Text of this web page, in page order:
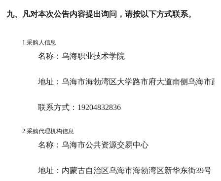
九、凡对本次公告内容提出询问，请按以下方式联系。
1.采购人信息
名称：乌海职业技术学院
地址：乌海市海勃湾区大学路市府大道南侧乌海市
联系方式： 19204832836
2.采购代理机构信息
名称：乌海市公共资源交易中心
地址： 内蒙古自治区乌海市海勃湾区新华东街39号